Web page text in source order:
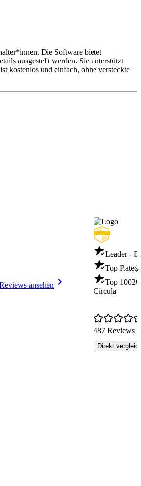
Die Software bietet
ausgestellt werden. Sie unterstützt
kostenlos und einfach, ohne versteckte
Reviews ansehen
Leader -
Top Rated
Top 100
Circula
487 Reviews
Direkt